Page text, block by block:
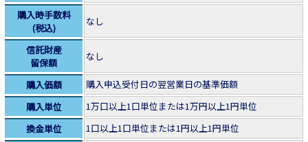
購入時手数料
(税込)
なし
信託財産
留保額
なし
購入価額
購入申込受付日の翌営業日の基準価額
購入単位
1万口以上1口単位または1万円以上1円単位
換金単位
1口以上1口単位または1円以上1円単位